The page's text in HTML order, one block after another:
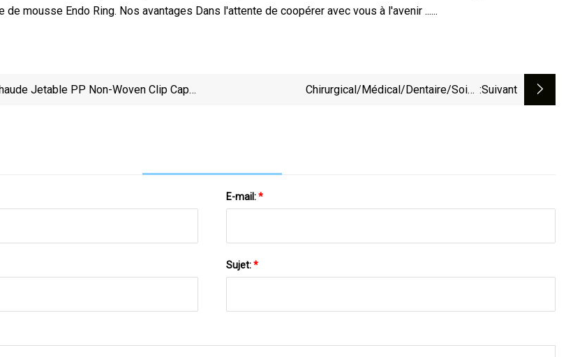
de mousse Endo Ring. Nos avantages Dans l'attente de coopérer avec vous à l'avenir ......
Jetable PP Non-Woven Clip Cap
Chirurgical/médical/dentaire/soins
Infirmiers/gommage/espace/foule/vadrouille/travail/Snood/SMS
:suivant
E-mail:*
Sujet:*